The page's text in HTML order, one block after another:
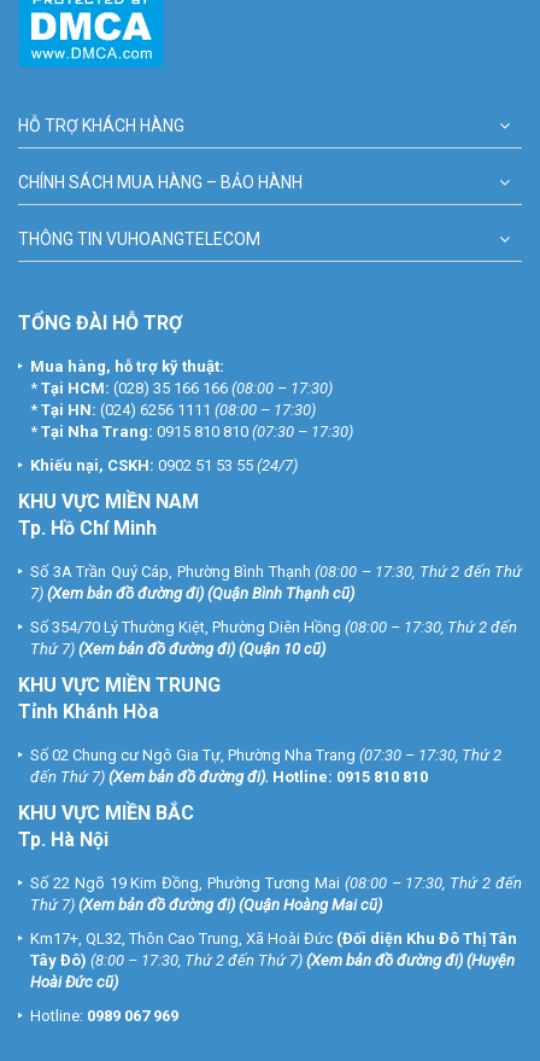
HỖ TRỢ KHÁCH HÀNG
CHÍNH SÁCH MUA HÀNG – BẢO HÀNH
THÔNG TIN VUHOANGTELECOM
TỔNG ĐÀI HỖ TRỢ
Mua hàng, hỗ trợ kỹ thuật:
* Tại HCM: (028) 35 166 166 (08:00 – 17:30)
* Tại HN: (024) 6256 1111 (08:00 – 17:30)
* Tại Nha Trang: 0915 810 810 (07:30 – 17:30)
Khiếu nại, CSKH: 0902 51 53 55 (24/7)
KHU VỰC MIỀN NAM
Tp. Hồ Chí Minh
Số 3A Trần Quý Cáp, Phường Bình Thạnh (08:00 – 17:30, Thứ 2 đến Thứ
7) (Xem bản đồ đường đi) (Quận Bình Thạnh cũ)
Số 354/70 Lý Thường Kiệt, Phường Diên Hồng (08:00 – 17:30, Thứ 2 đến
Thứ 7) (Xem bản đồ đường đi) (Quận 10 cũ)
KHU VỰC MIỀN TRUNG
Tỉnh Khánh Hòa
Số 02 Chung cư Ngô Gia Tự, Phường Nha Trang (07:30 – 17:30, Thứ 2
đến Thứ 7) (Xem bản đồ đường đi). Hotline: 0915 810 810
KHU VỰC MIỀN BẮC
Tp. Hà Nội
Số 22 Ngõ 19 Kim Đồng, Phường Tương Mai (08:00 – 17:30, Thứ 2 đến
Thứ 7) (Xem bản đồ đường đi) (Quận Hoàng Mai cũ)
Km17+, QL32, Thôn Cao Trung, Xã Hoài Đức (Đối diện Khu Đô Thị Tân
Tây Đô) (8:00 – 17:30, Thứ 2 đến Thứ 7) (Xem bản đồ đường đi) (Huyện
Hoài Đức cũ)
Hotline: 0989 067 969